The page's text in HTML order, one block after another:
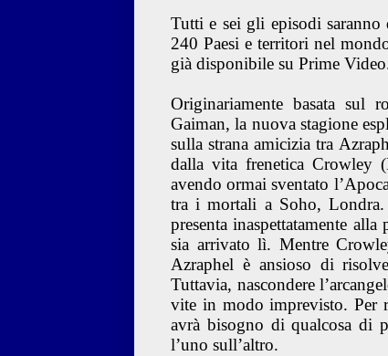
Tutti e sei gli episodi
240 Paesi e territori nel
già disponibile su Prime
Originariamente basata sul
Gaiman, la nuova stagione
sulla strana amicizia tra
dalla vita frenetica Crowley
avendo ormai sventato
tra i mortali a Soho, Londra.
presenta inaspettatamente
sia arrivato lì. Mentre
Azraphel è ansioso di
Tuttavia, nascondere
vite in modo imprevisto. Per
avrà bisogno di qualcosa di
l’uno sull’altro.